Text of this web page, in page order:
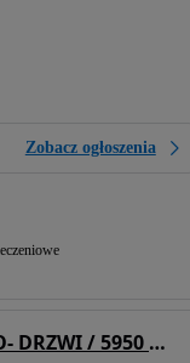
Zobacz ogłoszenia
Gras NACZEPA / WYWROTKA / 41M3 / KLAPO- DRZWI / 5950 KG!!!